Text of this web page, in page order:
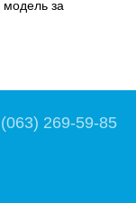
модель за
(063) 269-59-85